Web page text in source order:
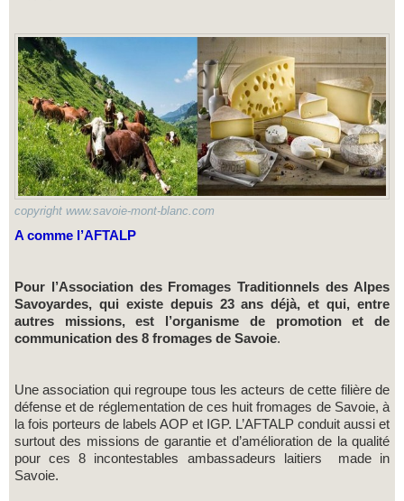
copyright www.savoie-mont-blanc.com
A comme l’AFTALP
Pour l’Association des Fromages Traditionnels des Alpes
Savoyardes, qui existe depuis 23 ans déjà, et qui, entre
autres missions, est l’organisme de promotion et de
communication des 8 fromages de Savoie.
Une association qui regroupe tous les acteurs de cette filière de
défense et de réglementation de ces huit fromages de Savoie, à
la fois porteurs de labels AOP et IGP. L’AFTALP conduit aussi et
surtout des missions de garantie et d’amélioration de la qualité
pour ces 8 incontestables ambassadeurs laitiers made in
Savoie.